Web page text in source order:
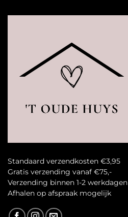
Standaard verzendkosten €3,95
Gratis verzending vanaf €75,-
Verzending binnen 1-2 werkdagen
Afhalen op afspraak mogelijk